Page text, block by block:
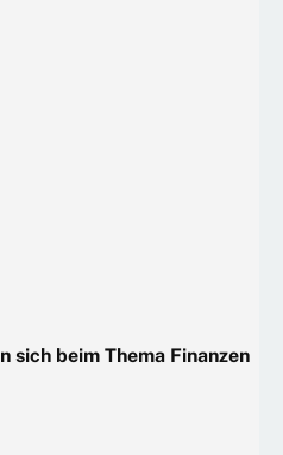
sich beim Thema Finanzen